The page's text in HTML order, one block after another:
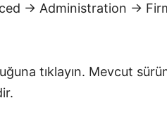
→ Administration →
tıklayın. Mevcut